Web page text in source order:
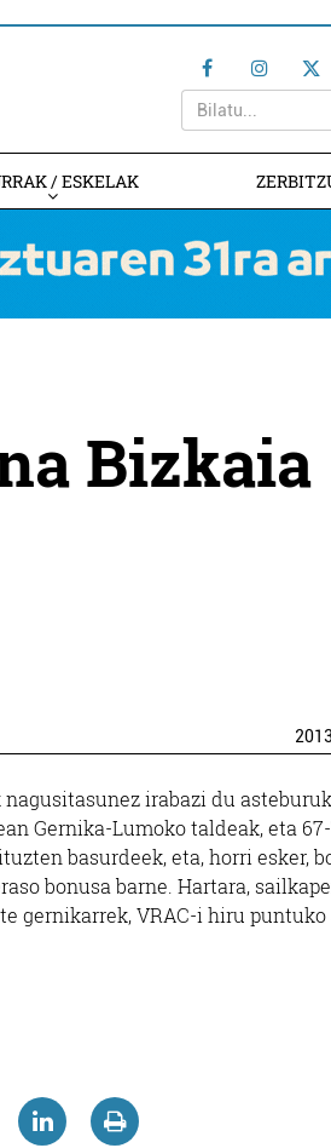
/ ESKELAK
Bizkaia
2013
irabazi du
Gernika-Lumoko taldeak, eta
basurdeek, eta, horri esker,
bonusa barne. Hartara,
gernikarrek, VRAC-i hiru puntuko